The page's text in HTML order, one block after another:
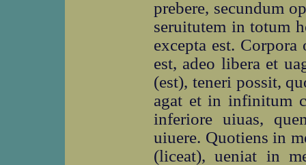
prebere, secundum
seruitutem in totum
excepta est.
est, adeo libera et
(est), teneri possit,
agat et in infinitum
inferiore uiuas,
uiuere. Quotiens in
(liceat), ueniat in